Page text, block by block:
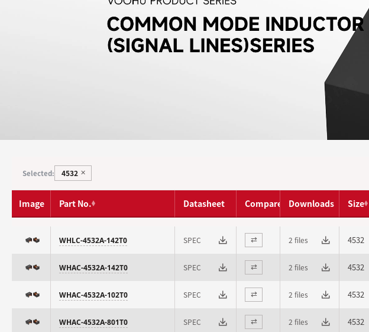
Selected: 4532 ✕
Image Part No. Datasheet Compare Downloads Size
WHLC-4532A-142T0 SPEC ⇄ 2 files 4532
WHAC-4532A-142T0 SPEC ⇄ 2 files 4532
WHAC-4532A-102T0 SPEC ⇄ 2 files 4532
WHAC-4532A-801T0 SPEC ⇄ 2 files 4532